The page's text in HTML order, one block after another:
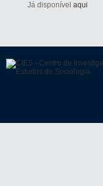
Já disponível aqui